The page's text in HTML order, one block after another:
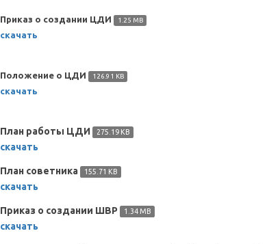
Приказ о создании ЦДИ 1.25 MB
скачать
Положение о ЦДИ 126.91 KB
скачать
План работы ЦДИ 275.19 KB
скачать
План советника 155.71 KB
скачать
Приказ о создании ШВР 1.34 MB
скачать